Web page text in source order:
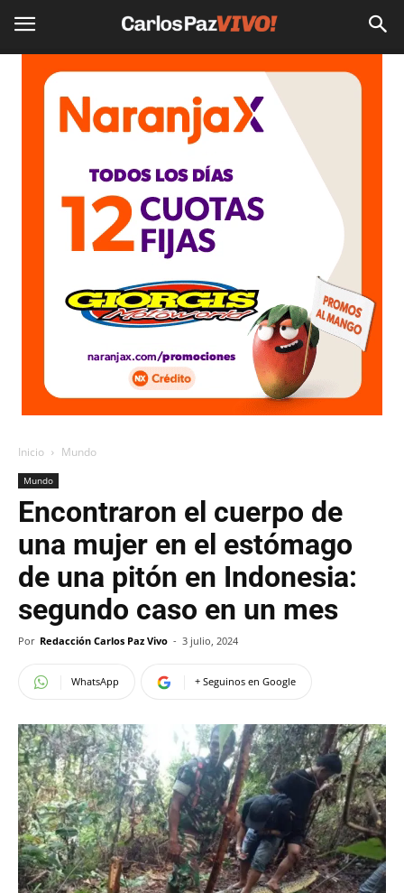
Inicio Mundo
Mundo
Encontraron el cuerpo de
una mujer en el estómago
de una pitón en Indonesia:
segundo caso en un mes
Por Redacción Carlos Paz Vivo - 3 julio, 2024
WhatsApp + Seguinos en Google